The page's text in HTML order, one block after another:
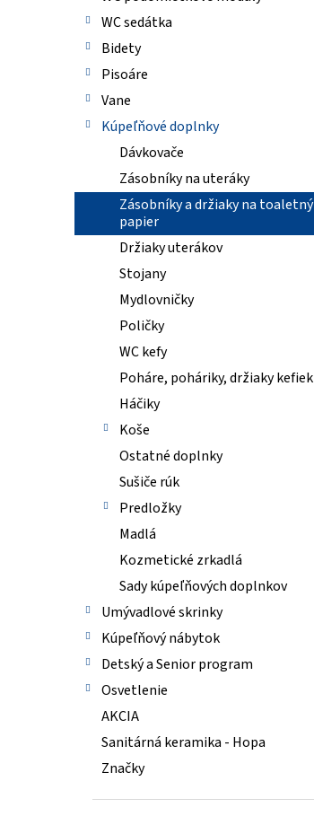
WC sedátka
Bidety
Pisoáre
Vane
Kúpeľňové doplnky
Dávkovače
Zásobníky na uteráky
Zásobníky a držiaky na toaletný
papier
Držiaky uterákov
Stojany
Mydlovničky
Poličky
WC kefy
Poháre, poháriky, držiaky kefiek
Háčiky
Koše
Ostatné doplnky
Sušiče rúk
Predložky
Madlá
Kozmetické zrkadlá
Sady kúpeľňových doplnkov
Umývadlové skrinky
Kúpeľňový nábytok
Detský a Senior program
Osvetlenie
AKCIA
Sanitárná keramika - Hopa
Značky